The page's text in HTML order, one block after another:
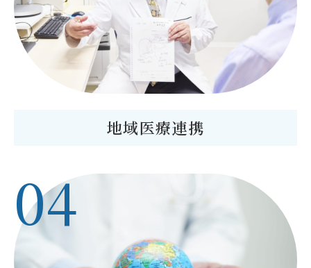
地域医療連携
04